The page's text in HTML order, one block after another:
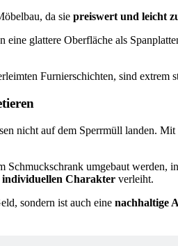
da sie preiswert und leicht
glattere Oberfläche als
Furnierschichten, sind
nicht auf dem Sperrmüll landen.
Schmuckschrank umgebaut werden,
individuellen Charakter verleiht.
sondern ist auch eine nachhaltige